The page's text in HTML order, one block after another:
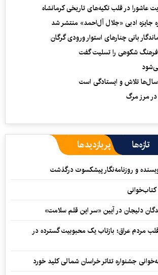
عاشورا در قلب تکیه‌های تاریخی کرمانشاه
جایزه ادبی «جلال آل‌احمد» منتشر شد
بانی چنارهای استوار ورودی گرگان
شکوهی را تسلیت گفت
تلاش و ایستادگی است
مرز مرگ
تازه‌ها پربازدیدها
و روزنامه‌نگار پیشکسوت درگذشت
کتاب‌خوانی
قلب مردم عراق؛ بازتاب یک محبوبیت گسترده در
جشنواره تئاتر خراسان شمالی کلید خورد